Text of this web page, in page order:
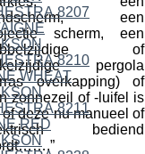
een
scherm, een
of
pergola
overkapping) of
zonnezeil of -luifel is
of deze nu manueel of
bediend